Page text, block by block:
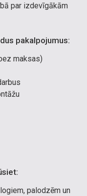
par izdevīgākām
pakalpojumus:
maksas)
palodzēm un